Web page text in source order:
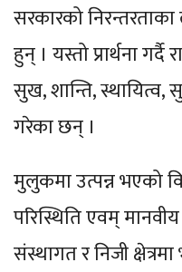
सरकारको
हुन् । यस्तो प्रार्थना
सुख, शान्ति, स्थायित्व,
गरेका छन् ।
मुलुकमा उत्पन्न भएको
परिस्थिति एवम्
संस्थागत र निजी